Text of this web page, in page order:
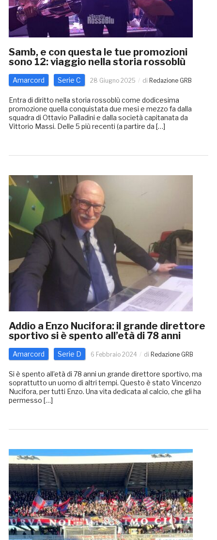
Samb, e con questa le tue promozioni
sono 12: viaggio nella storia rossoblù
Amarcord Serie C 28 Giugno 2025 di Redazione GRB
Entra di diritto nella storia rossoblù come dodicesima
promozione quella conquistata due mesi e mezzo fa dalla
squadra di Ottavio Palladini e dalla società capitanata da
Vittorio Massi. Delle 5 più recenti (a partire da […]
Addio a Enzo Nucifora: il grande direttore
sportivo si è spento all’età di 78 anni
Amarcord Serie D 6 Febbraio 2024 di Redazione GRB
Si è spento all’età di 78 anni un grande direttore sportivo, ma
soprattutto un uomo di altri tempi. Questo è stato Vincenzo
Nucifora, per tutti Enzo. Una vita dedicata al calcio, che gli ha
permesso […]